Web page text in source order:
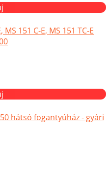
MS 151 C-E, MS 151 TC-E
hátsó fogantyúház - gyári